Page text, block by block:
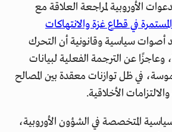
الأوروبية لمراجعة العلاقة مع
في قطاع غزة والانتهاكات
أصوات سياسية وقانونية أن التحرك
وعاجزًا عن الترجمة الفعلية لبيانات
في ظل توازنات معقدة بين المصالح
الأخلاقية.
المتخصصة في الشؤون الأوروبية،